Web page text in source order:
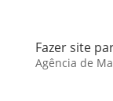
Fazer site
Agência de